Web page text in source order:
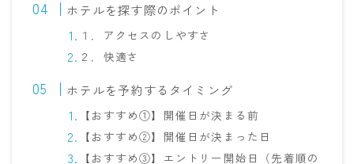
ホテルを探す際のポイント
１．アクセスのしやすさ
２．快適さ
ホテルを予約するタイミング
【おすすめ①】開催日が決まる前
【おすすめ②】開催日が決まった日
【おすすめ③】エントリー開始日（先着順の